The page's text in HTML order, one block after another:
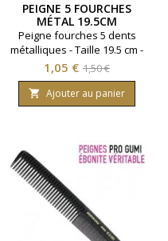
PEIGNE 5 FOURCHES
MÉTAL 19.5CM
Peigne fourches 5 dents
métalliques - Taille 19.5 cm -
Mezzo - Coloris bleu
Prix
1,05 € Prix
de
base
1,50 €
 Ajouter au panier